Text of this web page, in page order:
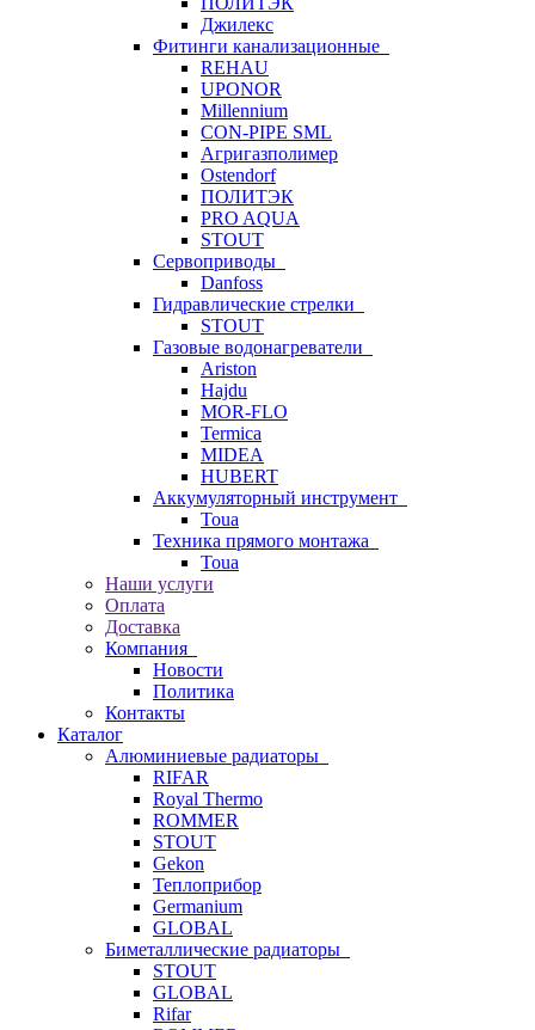
Джилекс
Фитинги канализационные
REHAU
UPONOR
Millennium
CON-PIPE SML
Агригазполимер
Ostendorf
ПОЛИТЭК
PRO AQUA
STOUT
Сервоприводы
Danfoss
Гидравлические стрелки
STOUT
Газовые водонагреватели
Ariston
Hajdu
MOR-FLO
Termica
MIDEA
HUBERT
Аккумуляторный инструмент
Toua
Техника прямого монтажа
Toua
Наши услуги
Оплата
Доставка
Компания
Новости
Политика
Контакты
Каталог
Алюминиевые радиаторы
RIFAR
Royal Thermo
ROMMER
STOUT
Gekon
Теплоприбор
Germanium
GLOBAL
Биметаллические радиаторы
STOUT
GLOBAL
Rifar